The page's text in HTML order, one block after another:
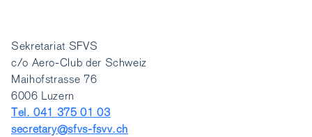
Sekretariat SFVS
c/o Aero-Club der Schweiz
Maihofstrasse 76
6006 Luzern
Tel. 041 375 01 03
secretary@sfvs-fsvv.ch